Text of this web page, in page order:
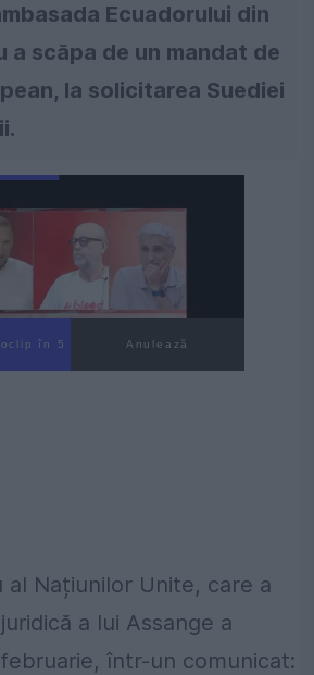
Ecuadorului din
a scăpa de un mandat de
la solicitarea Suediei
în 3 Anulează
al Națiunilor Unite, care a
a lui Assange a
într-un comunicat: